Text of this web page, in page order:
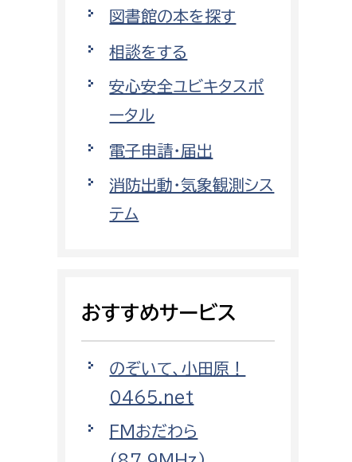
小田原のことを知りたい
イベント・講座などに参加したい
まちづくりに関わりたい
環境保護課
都市政策課
消防総務課
予防課
警防計画課
図書館の本を探す
相談をする
安心安全ユビキタスポ
ータル
電子申請・届出
消防出動・気象観測シス
テム
おすすめサービス
のぞいて、小田原！
0465.net
FMおだわら